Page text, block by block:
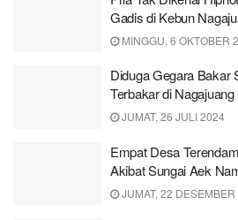
Gadis di Kebun
MINGGU, 6 OKTOBER
Diduga Gegara Bakar
Terbakar di Nagajuang
JUMAT, 26 JULI 2024
Empat Desa
Akibat Sungai Aek
JUMAT, 22 DESEMBER